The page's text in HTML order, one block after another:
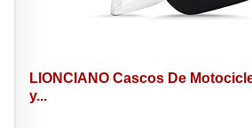
LIONCIANO Cascos De
y...